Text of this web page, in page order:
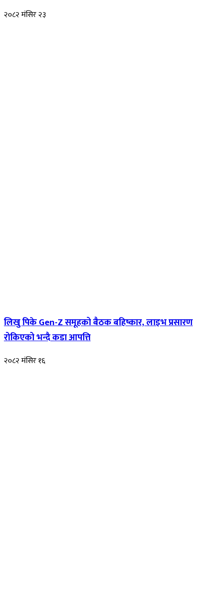
२०८२ मंसिर २३
लिखु पिके Gen-Z समूहको बैठक बहिष्कार, लाइभ प्रसारण
रोकिएको भन्दै कडा आपत्ति
२०८२ मंसिर १६